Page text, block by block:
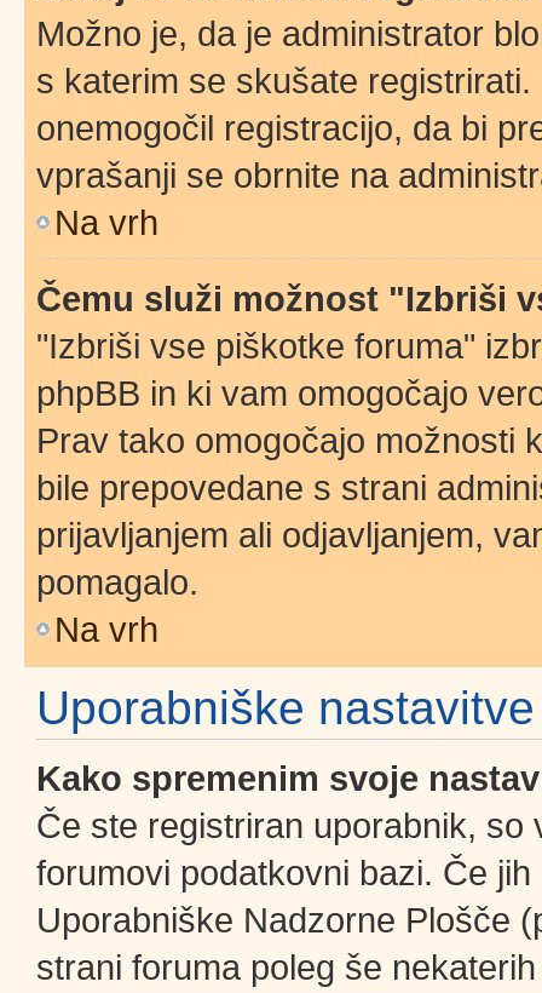
Možno je, da je administrator
s katerim se skušate
onemogočil registracijo, da bi
vprašanji se obrnite na
Na vrh
Čemu služi možnost "Izbriši
"Izbriši vse piškotke foruma"
phpBB in ki vam omogočajo
Prav tako omogočajo možnosti
bile prepovedane s strani
prijavljanjem ali odjavljanjem,
pomagalo.
Na vrh
Uporabniške nastavitve
Kako spremenim svoje
Če ste registriran uporabnik,
forumovi podatkovni bazi. Če
Uporabniške Nadzorne Plošče
strani foruma poleg še